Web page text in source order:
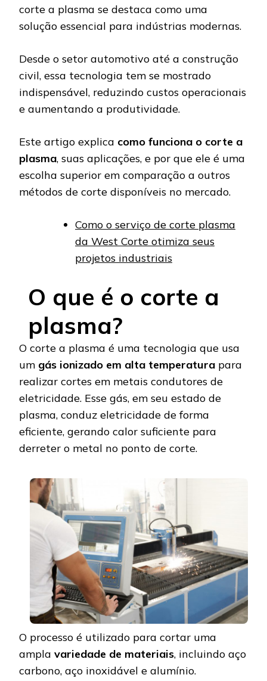
corte a plasma se destaca como uma
solução essencial para indústrias modernas.
Desde o setor automotivo até a construção
civil, essa tecnologia tem se mostrado
indispensável, reduzindo custos operacionais
e aumentando a produtividade.
Este artigo explica como funciona o corte a
plasma, suas aplicações, e por que ele é uma
escolha superior em comparação a outros
métodos de corte disponíveis no mercado.
Como o serviço de corte plasma
da West Corte otimiza seus
projetos industriais
O que é o corte a
plasma?
O corte a plasma é uma tecnologia que usa
um gás ionizado em alta temperatura para
realizar cortes em metais condutores de
eletricidade. Esse gás, em seu estado de
plasma, conduz eletricidade de forma
eficiente, gerando calor suficiente para
derreter o metal no ponto de corte.
O processo é utilizado para cortar uma
ampla variedade de materiais, incluindo aço
carbono, aço inoxidável e alumínio.